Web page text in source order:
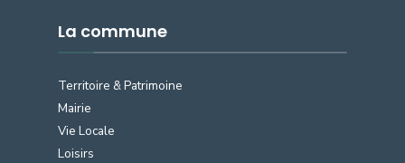
La commune
Territoire & Patrimoine
Mairie
Vie Locale
Loisirs